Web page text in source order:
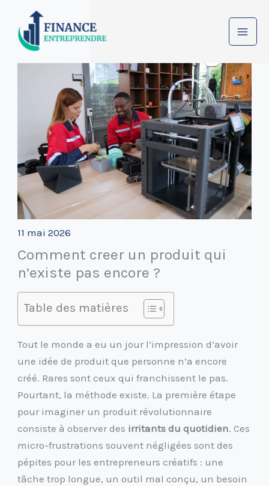
contenu
11 mai 2026
Comment creer un produit qui
n’existe pas encore ?
Table des matières
Tout le monde a eu un jour l’impression d’avoir
une idée de produit que personne n’a encore
créé. Rares sont ceux qui franchissent le pas.
Pourtant, la méthode existe. La première étape
pour imaginer un produit révolutionnaire
consiste à observer des irritants du quotidien. Ces
micro-frustrations souvent négligées sont des
pépites pour les entrepreneurs créatifs : une
tâche trop longue, un outil mal conçu, un besoin